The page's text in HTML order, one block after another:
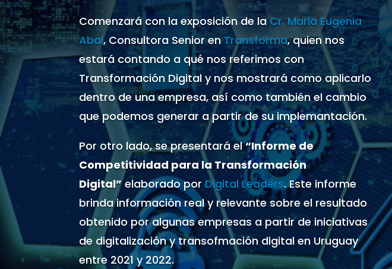
Comenzará con la exposición de laCr. Maria Eugenia
Abal, Consultora Senior enTransforma, quien nos
estará contando a qué nos referimos con
Transformación Digital y nos mostrará como aplicarlo
dentro de una empresa, así como también el cambio
que podemos generar a partir de su implemantación.
Por otro lado, se presentará el“Informe de
Competitividad para la Transformación
Digital”elaborado por Digital Leaders. Este informe
brinda información real y relevante sobre el resultado
obtenido por algunas empresas a partir de iniciativas
de digitalización y transofmación digital en Uruguay
entre 2021 y 2022.